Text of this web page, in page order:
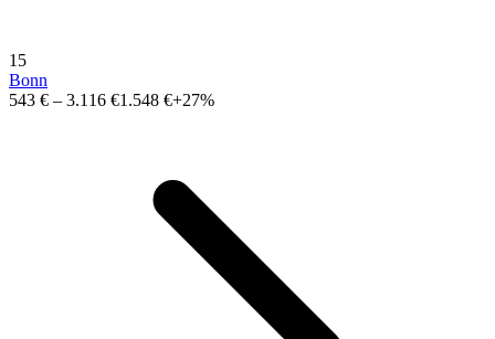
15
Bonn
543 € – 3.116 €1.548 €+27%